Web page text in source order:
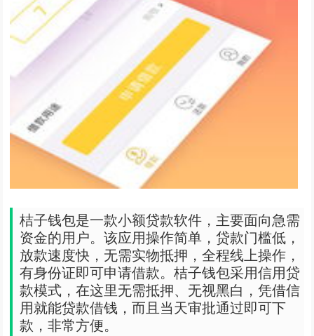
桔子钱包是一款小额贷款软件，主要面向急需
资金的用户。该应用操作简单，贷款门槛低，
放款速度快，无需实物抵押，全程线上操作，
有身份证即可申请借款。桔子钱包采用信用贷
款模式，在这里无需抵押、无视黑白，凭借信
用就能贷款借钱，而且当天审批通过即可下
款，非常方便。